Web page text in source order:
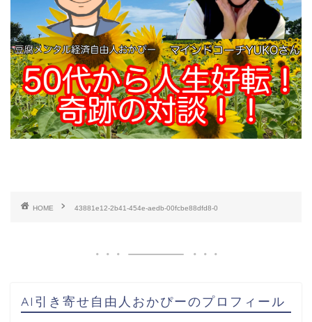
HOME 43881e12-2b41-454e-aedb-00fcbe88dfd8-0
AI引き寄せ自由人おかぴーのプロフィール